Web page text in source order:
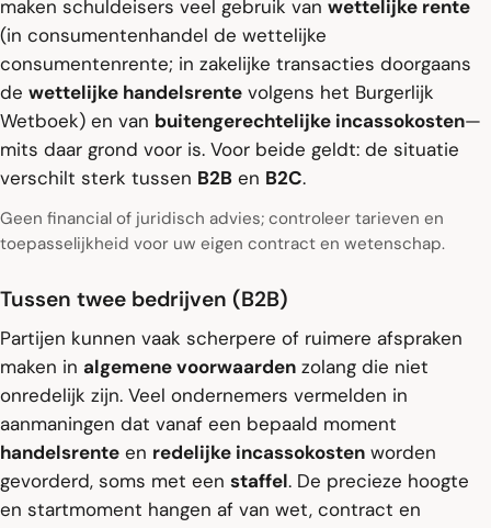
maken schuldeisers veel gebruik van wettelijke rente
(in consumentenhandel de wettelijke
consumentenrente; in zakelijke transacties doorgaans
de wettelijke handelsrente volgens het Burgerlijk
Wetboek) en van buitengerechtelijke incassokosten—
mits daar grond voor is. Voor beide geldt: de situatie
verschilt sterk tussen B2B en B2C.
Geen financial of juridisch advies; controleer tarieven en
toepasselijkheid voor uw eigen contract en wetenschap.
Tussen twee bedrijven (B2B)
Partijen kunnen vaak scherpere of ruimere afspraken
maken in algemene voorwaarden zolang die niet
onredelijk zijn. Veel ondernemers vermelden in
aanmaningen dat vanaf een bepaald moment
handelsrente en redelijke incassokosten worden
gevorderd, soms met een staffel. De precieze hoogte
en startmoment hangen af van wet, contract en